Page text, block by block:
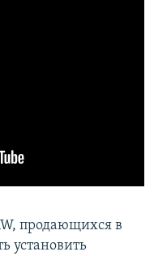
продающихся в
установить